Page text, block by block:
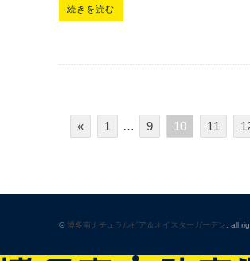
続きを読む
« 1 … 9 10 11
©博多南ナチュラルビア＆オイスターガーデン . all